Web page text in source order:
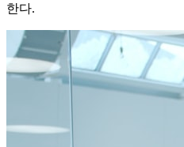
한다.